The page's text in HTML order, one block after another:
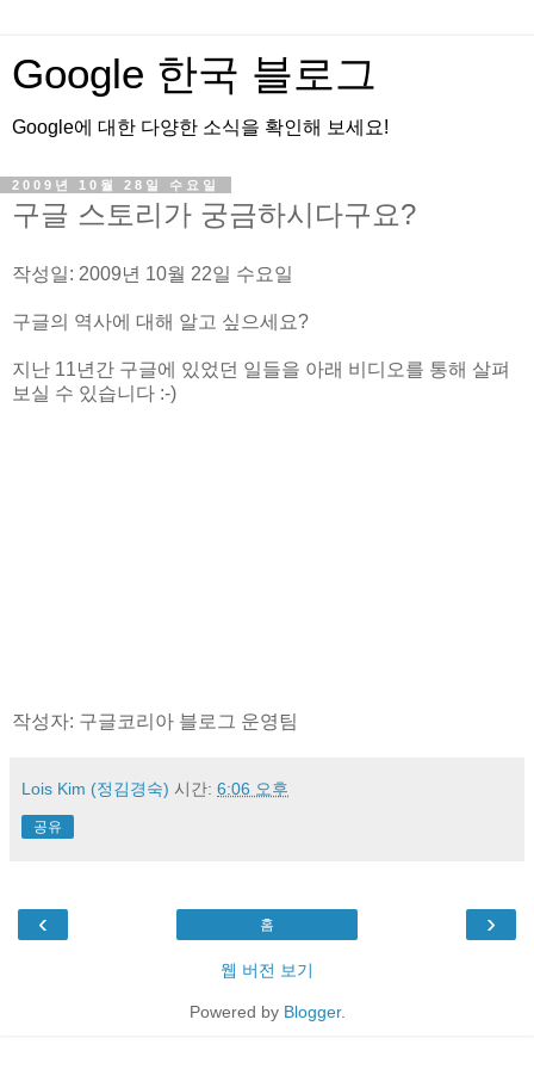
Google 한국 블로그
Google에 대한 다양한 소식을 확인해 보세요!
2009년 10월 28일 수요일
구글 스토리가 궁금하시다구요?
작성일: 2009년 10월 22일 수요일
구글의 역사에 대해 알고 싶으세요?
지난 11년간 구글에 있었던 일들을 아래 비디오를 통해 살펴
보실 수 있습니다 :-)
작성자: 구글코리아 블로그 운영팀
Lois Kim (정김경숙) 시간: 6:06 오후
공유
‹ ›
홈
웹 버전 보기
Powered by Blogger.